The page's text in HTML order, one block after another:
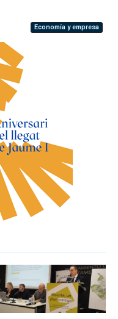
Economía y empresa